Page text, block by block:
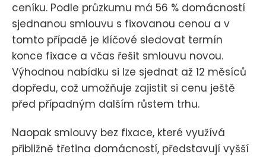
ceníku. Podle průzkumu má 56 % domácností
sjednanou smlouvu s fixovanou cenou a v
tomto případě je klíčové sledovat termín
konce fixace a včas řešit smlouvu novou.
Výhodnou nabídku si lze sjednat až 12 měsíců
dopředu, což umožňuje zajistit si cenu ještě
před případným dalším růstem trhu.
Naopak smlouvy bez fixace, které využívá
přibližně třetina domácností, představují vyšší